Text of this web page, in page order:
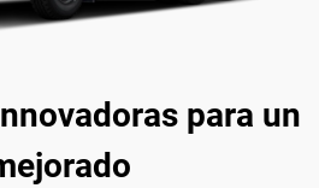
para un